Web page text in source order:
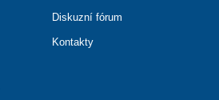
Diskuzní fórum
Kontakty